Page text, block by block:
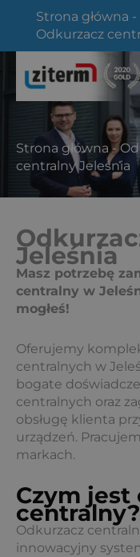
Strona główna -
Odkurzacz
Przejdź
Strona główna -
centralny Jeleśnia
Jeleśnia
Masz potrzebę
centralny w
mogłeś!
Oferujemy
centralnych w
bogate
centralnych oraz
obsługę klienta
urządzeń.
markach.
Czym jest
centralny?
Odkurzacz
innowacyjny